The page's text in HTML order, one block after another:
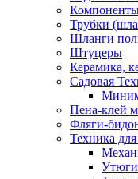
Трубки
Шланги
Штуцеры
Керамика,
Садовая
Пена-клей
Фляги-
Техника
Утюги